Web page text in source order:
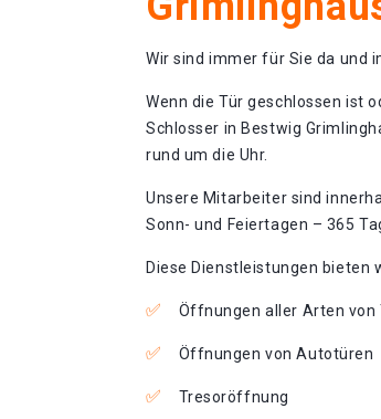
Wir sind immer für Sie da und
Wenn die Tür geschlossen ist
Schlosser in Bestwig
rund um die Uhr.
Unsere Mitarbeiter sind
Sonn- und Feiertagen – 365
Diese Dienstleistungen bieten
Öffnungen aller Arten von
Öffnungen von Autotüren
Tresoröffnung